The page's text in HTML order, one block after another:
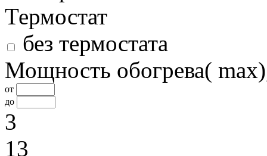
Термостат
без термостата
Мощность обогрева(
от
до
3
13